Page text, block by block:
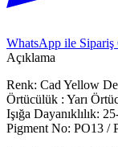
WhatsApp ile Sipariş
Açıklama
Renk: Cad Yellow
Örtücülük : Yarı
Işığa Dayanıklılık:
Pigment No: PO13 /